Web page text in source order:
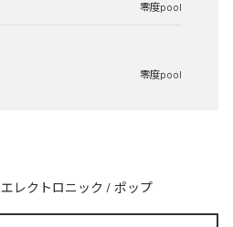
零度pool
零度pool
エレクトロニック / ポップ